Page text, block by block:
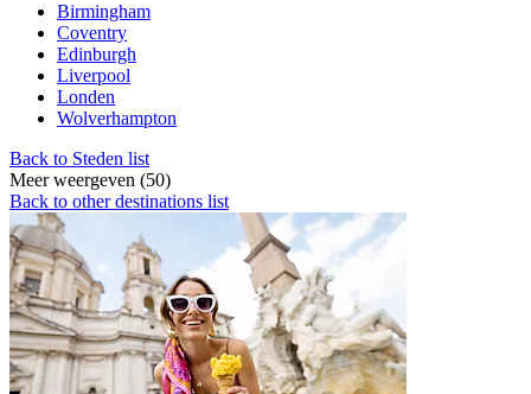
Birmingham
Coventry
Edinburgh
Liverpool
Londen
Wolverhampton
Back to Steden list
Meer weergeven (50)
Back to other destinations list